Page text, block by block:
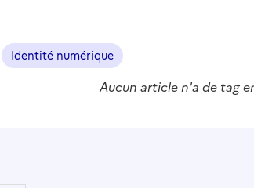
Identité numérique
Aucun article n'a de tag